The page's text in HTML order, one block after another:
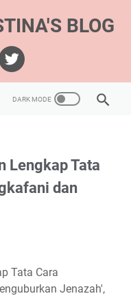
BLOG
Lengkap Tata
dan
Tata Cara
Jenazah',